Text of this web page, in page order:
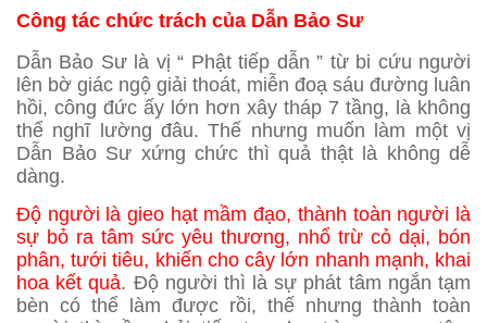
Công tác chức trách của Dẫn Bảo Sư
Dẫn Bảo Sư là vị “ Phật tiếp dẫn ” từ bi cứu người
lên bờ giác ngộ giải thoát, miễn đoạ sáu đường luân
hồi, công đức ấy lớn hơn xây tháp 7 tầng, là không
thể nghĩ lường đâu. Thế nhưng muốn làm một vị
Dẫn Bảo Sư xứng chức thì quả thật là không dễ
dàng.
Độ người là gieo hạt mầm đạo, thành toàn người là
sự bỏ ra tâm sức yêu thương, nhổ trừ cỏ dại, bón
phân, tưới tiêu, khiến cho cây lớn nhanh mạnh, khai
hoa kết quả. Độ người thì là sự phát tâm ngắn tạm
bèn có thể làm được rồi, thế nhưng thành toàn